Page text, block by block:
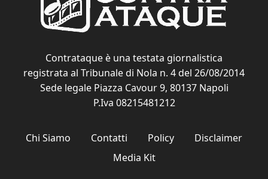
Contrataque è una testata giornalistica
registrata al Tribunale di Nola n. 4 del 26/08/2014
Sede legale Piazza Cavour 9, 80137 Napoli
P.Iva 08215481212
Chi Siamo Contatti Policy
Disclaimer
Media Kit